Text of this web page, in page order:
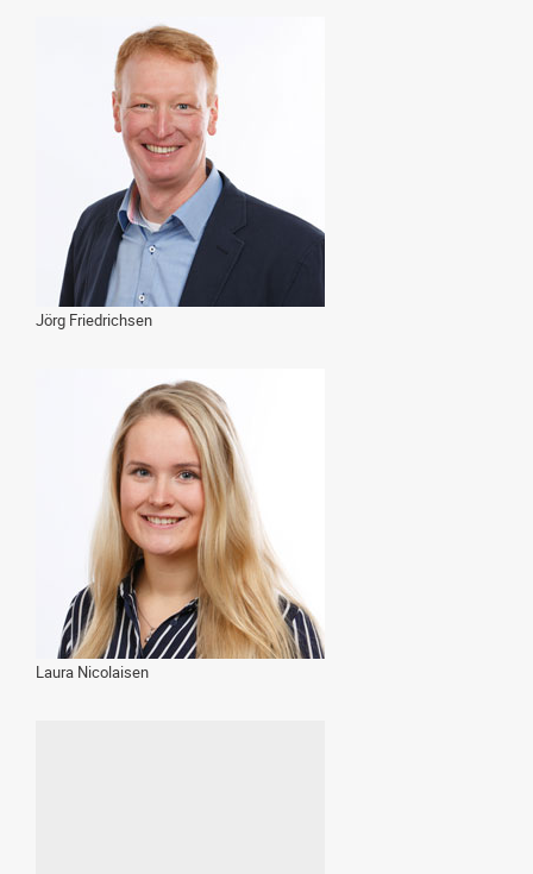
Jörg Friedrichsen
Laura Nicolaisen